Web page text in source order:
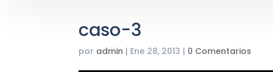
caso-3
por admin | Ene 28, 2013 | 0 Comentarios